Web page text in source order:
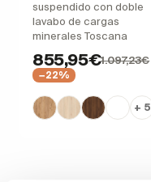
suspendido con doble
lavabo de cargas
minerales Toscana
855,95€1.097,23€
−22%
+ 5